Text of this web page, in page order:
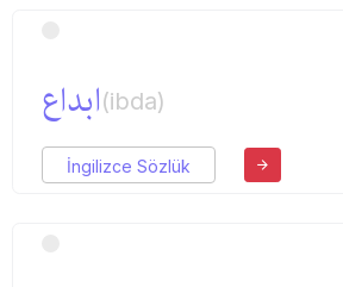
ابداع(ibda)
İngilizce Sözlük